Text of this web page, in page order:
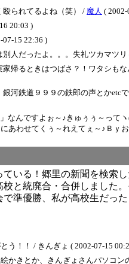
られてるよね（笑） / 魔人 (
20:03 )
07-15 22:36 )
人だったよ。。。失礼ツカマツ
帰るときはつばさ？！ワタシも
河鉄道９９９の鉄郎の声とか
なんですよぉ～♪きゅぅぅ～っ
わせてくぅ～れえてぇ～♪Ｂｙ
いる！郷里の新聞を検索
と統廃合・合併しました
準優勝、私が高校生だっ
！！ / きんぎょ ( 2002-07-15
きとか、きんぎょさんパソコン